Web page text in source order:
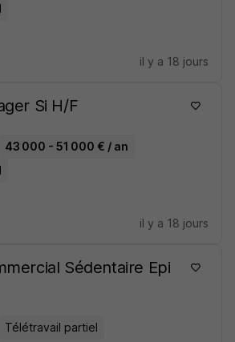
il y a 18 jours
Si H/F
43 000 - 51 000 € / an
il y a 18 jours
Sédentaire Epi
Télétravail partiel